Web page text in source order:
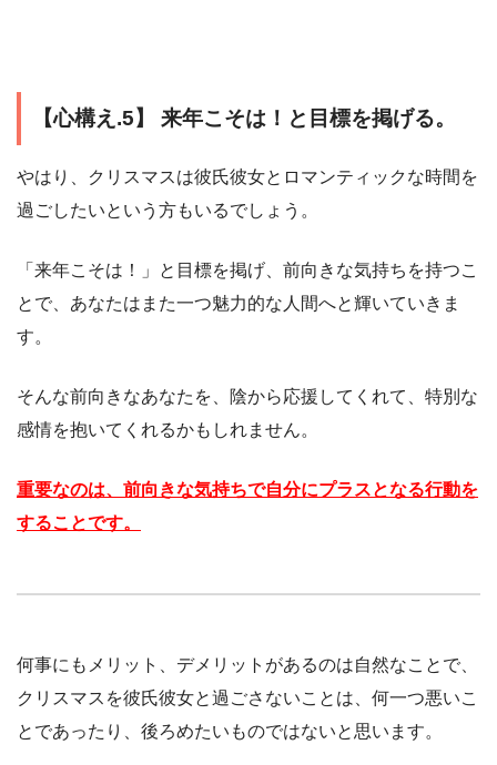
【心構え.5】 来年こそは！と目標を掲げる。
やはり、クリスマスは彼氏彼女とロマンティックな時間を
過ごしたいという方もいるでしょう。
「来年こそは！」と目標を掲げ、前向きな気持ちを持つこ
とで、あなたはまた一つ魅力的な人間へと輝いていきま
す。
そんな前向きなあなたを、陰から応援してくれて、特別な
感情を抱いてくれるかもしれません。
重要なのは、前向きな気持ちで自分にプラスとなる行動を
することです。
何事にもメリット、デメリットがあるのは自然なことで、
クリスマスを彼氏彼女と過ごさないことは、何一つ悪いこ
とであったり、後ろめたいものではないと思います。